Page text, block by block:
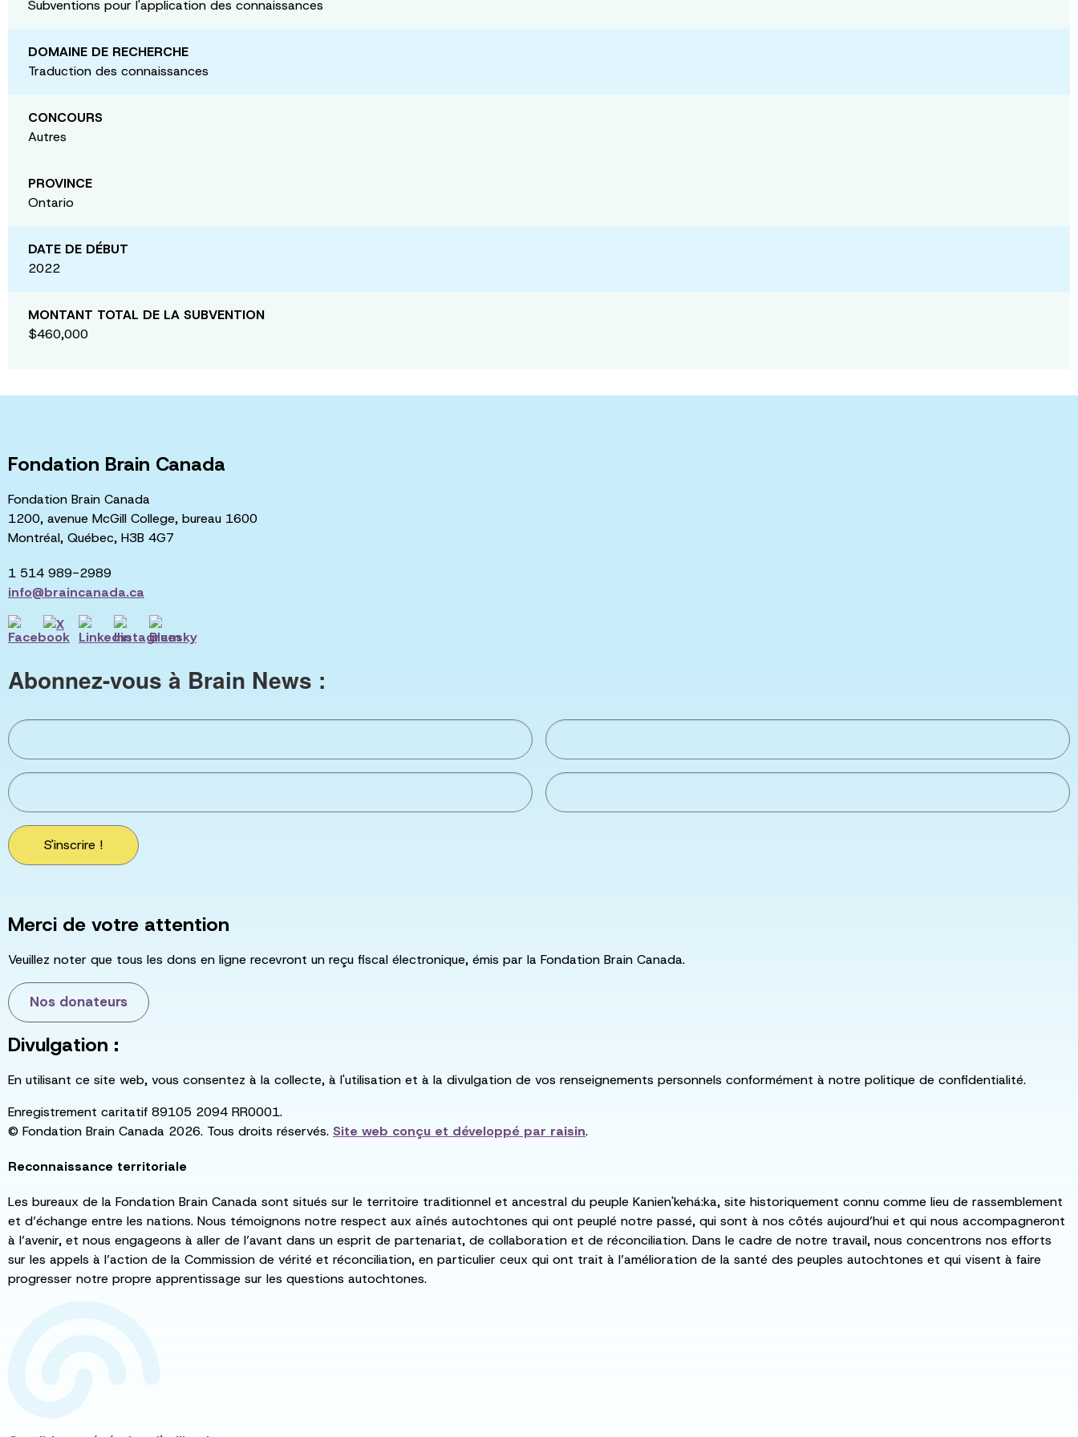
Subventions pour l'application des connaissances
DOMAINE DE RECHERCHE
Traduction des connaissances
CONCOURS
Autres
PROVINCE
Ontario
DATE DE DÉBUT
2022
MONTANT TOTAL DE LA SUBVENTION
$460,000
Fondation Brain Canada
Fondation Brain Canada
1200, avenue McGill College, bureau 1600
Montréal, Québec, H3B 4G7
1 514 989-2989
info@braincanada.ca
Abonnez-vous à Brain News :
S'inscrire !
Merci de votre attention
Veuillez noter que tous les dons en ligne recevront un reçu fiscal électronique, émis par la Fondation Brain Canada.
Nos donateurs
Divulgation :
En utilisant ce site web, vous consentez à la collecte, à l'utilisation et à la divulgation de vos renseignements personnels conformément à notre politique de confidentialité.
Enregistrement caritatif 89105 2094 RR0001.
© Fondation Brain Canada 2026. Tous droits réservés. Site web conçu et développé par raisin.
Reconnaissance territoriale
Les bureaux de la Fondation Brain Canada sont situés sur le territoire traditionnel et ancestral du peuple Kanien'kehá:ka, site historiquement connu comme lieu de rassemblement
et d’échange entre les nations. Nous témoignons notre respect aux aînés autochtones qui ont peuplé notre passé, qui sont à nos côtés aujourd’hui et qui nous accompagneront
à l’avenir, et nous engageons à aller de l’avant dans un esprit de partenariat, de collaboration et de réconciliation. Dans le cadre de notre travail, nous concentrons nos efforts
sur les appels à l’action de la Commission de vérité et réconciliation, en particulier ceux qui ont trait à l’amélioration de la santé des peuples autochtones et qui visent à faire
progresser notre propre apprentissage sur les questions autochtones.